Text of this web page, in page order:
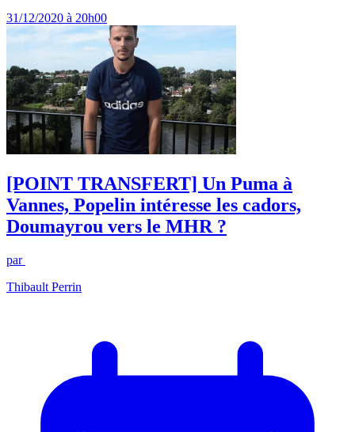
31/12/2020 à 20h00
[POINT TRANSFERT] Un Puma à
Vannes, Popelin intéresse les cadors,
Doumayrou vers le MHR ?
par
Thibault Perrin